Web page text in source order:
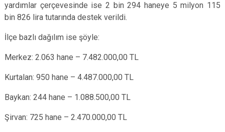
yardımlar çerçevesinde ise 2 bin 294 haneye 5 milyon 115
bin 826 lira tutarında destek verildi.
İlçe bazlı dağılım ise şöyle:
Merkez: 2.063 hane – 7.482.000,00 TL
Kurtalan: 950 hane – 4.487.000,00 TL
Baykan: 244 hane – 1.088.500,00 TL
Şirvan: 725 hane – 2.470.000,00 TL